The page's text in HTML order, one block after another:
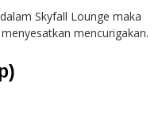
Skyfall Lounge maka
mencurigakan.